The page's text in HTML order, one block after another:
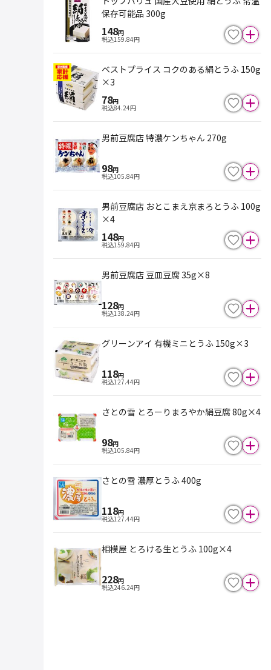
保存可能品 300g
148円
税込159.84円
ベストプライス コクのある絹とうふ 150g
×3
78円
税込84.24円
男前豆腐店 特濃ケンちゃん 270g
98円
税込105.84円
男前豆腐店 おとこまえ京まろとうふ 100g
×4
148円
税込159.84円
男前豆腐店 豆皿豆腐 35g×8
128円
税込138.24円
グリーンアイ 有機ミニとうふ 150g×3
118円
税込127.44円
さとの雪 とろーりまろやか絹豆腐 80g×4
98円
税込105.84円
さとの雪 濃厚とうふ 400g
118円
税込127.44円
相模屋 とろける生とうふ 100g×4
228円
税込246.24円